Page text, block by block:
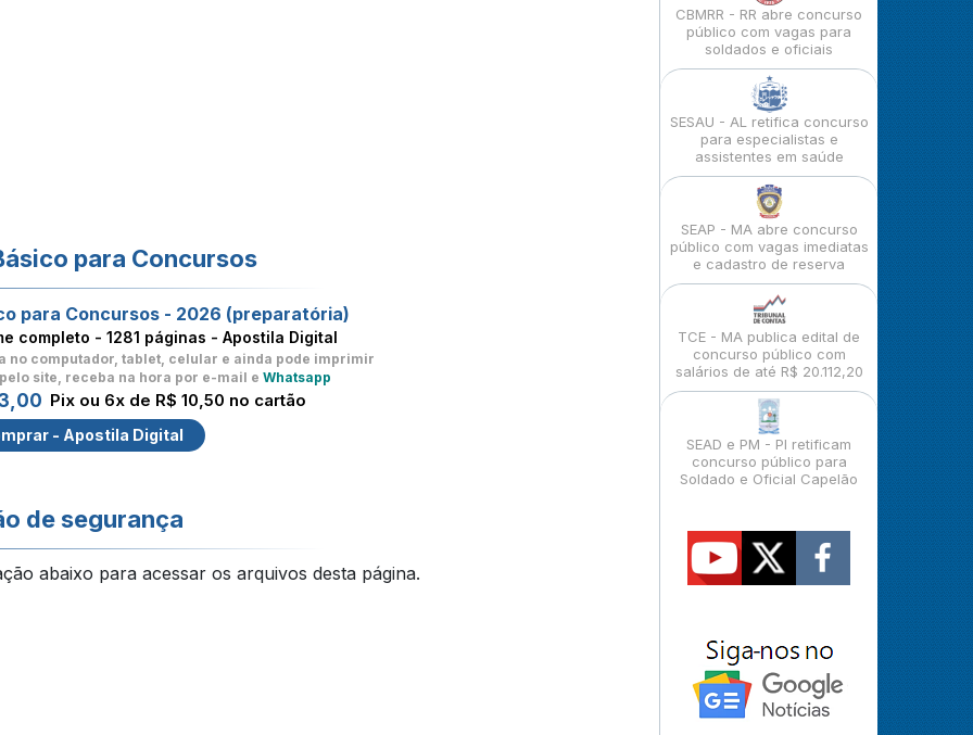
para Concursos
para Concursos - 2026 (preparatória)
completo - 1281 páginas - Apostila Digital
no computador, tablet, celular e ainda pode imprimir
site, receba na hora por e-mail e Whatsapp
Pix ou 6x de R$ 10,50 no cartão
- Apostila Digital
de segurança
abaixo para acessar os arquivos desta página.
CBMRR - RR abre concurso
público com vagas para
soldados e oficiais
SESAU - AL retifica concurso
para especialistas e
assistentes em saúde
SEAP - MA abre concurso
público com vagas imediatas
e cadastro de reserva
TCE - MA publica edital de
concurso público com
salários de até R$ 20.112,20
SEAD e PM - PI retificam
concurso público para
Soldado e Oficial Capelão